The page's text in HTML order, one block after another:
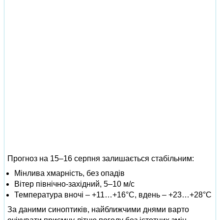
Прогноз на 15–16 серпня залишається стабільним:
Мінлива хмарність, без опадів
Вітер північно-західний, 5–10 м/с
Температура вночі – +11…+16°C, вдень – +23…+28°C
За даними синоптиків, найближчими днями варто